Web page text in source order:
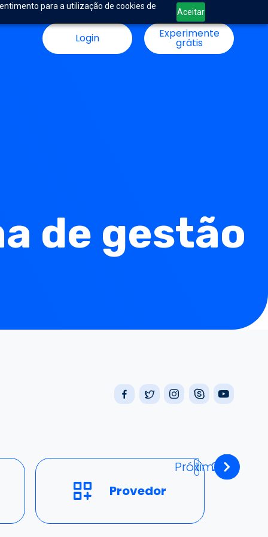
para a utilização de cookies de
Aceitar
Login Experimente
grátis
de gestão
Provedor
1 2
Próximo